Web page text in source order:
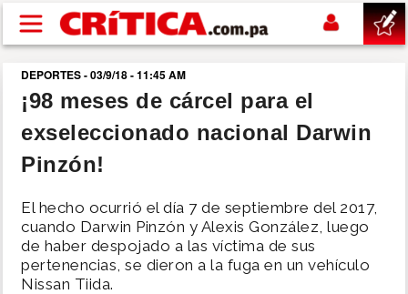
Pasar al contenido principal
buscar
SUCESOS
POLÍTICA
SHOW
DEPORTES - 03/9/18 - 11:45 AM
¡98 meses de cárcel para el
exseleccionado nacional Darwin
Pinzón!
El hecho ocurrió el día 7 de septiembre del 2017,
cuando Darwin Pinzón y Alexis González, luego
de haber despojado a las víctima de sus
pertenencias, se dieron a la fuga en un vehículo
Nissan Tiida.